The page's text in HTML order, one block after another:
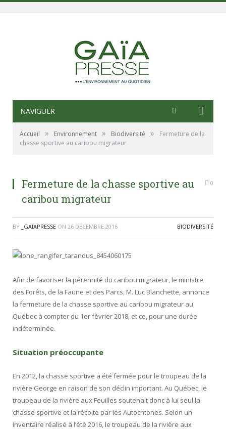
NAVIGUER
Accueil » Environnement » Biodiversité »
Fermeture de la
chasse sportive au caribou migrateur
Fermeture de la chasse sportive au
caribou migrateur
0
BY _GAIAPRESSE ON 26 DÉCEMBRE 2016 BIODIVERSITÉ
Afin de favoriser la pérennité du caribou migrateur, le ministre
des Forêts, de la Faune et des Parcs, M. Luc Blanchette, annonce
la fermeture de la chasse sportive au caribou migrateur au
Québec à compter du 1er février2018, et ce, pour une durée
indéterminée.
Situation préoccupante
En 2012, la chasse sportive a été fermée pour le troupeau de la
rivière George en raison de son déclin important. Au Québec, le
troupeau de la rivière aux Feuilles soutenait donc à lui seul la
chasse sportive et la récolte par les Autochtones. Selon un
inventaire réalisé à l’été 2016, le troupeau de la rivière aux